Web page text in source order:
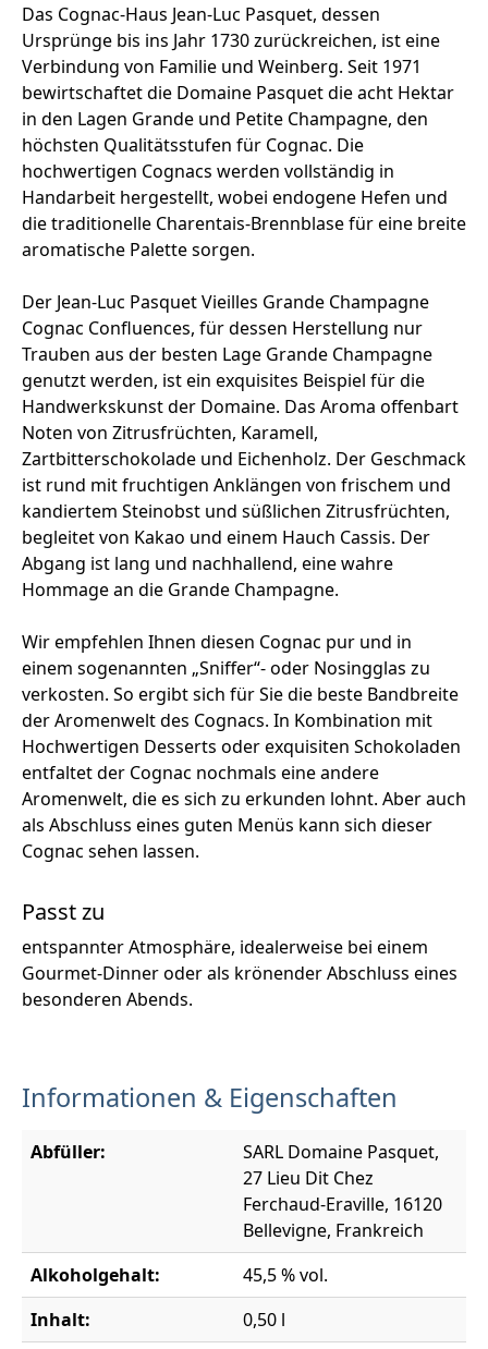
Das Cognac-Haus Jean-Luc Pasquet, dessen
Ursprünge bis ins Jahr 1730 zurückreichen, ist eine
Verbindung von Familie und Weinberg. Seit 1971
bewirtschaftet die Domaine Pasquet die acht Hektar
in den Lagen Grande und Petite Champagne, den
höchsten Qualitätsstufen für Cognac. Die
hochwertigen Cognacs werden vollständig in
Handarbeit hergestellt, wobei endogene Hefen und
die traditionelle Charentais-Brennblase für eine breite
aromatische Palette sorgen.
Der Jean-Luc Pasquet Vieilles Grande Champagne
Cognac Confluences, für dessen Herstellung nur
Trauben aus der besten Lage Grande Champagne
genutzt werden, ist ein exquisites Beispiel für die
Handwerkskunst der Domaine. Das Aroma offenbart
Noten von Zitrusfrüchten, Karamell,
Zartbitterschokolade und Eichenholz. Der Geschmack
ist rund mit fruchtigen Anklängen von frischem und
kandiertem Steinobst und süßlichen Zitrusfrüchten,
begleitet von Kakao und einem Hauch Cassis. Der
Abgang ist lang und nachhallend, eine wahre
Hommage an die Grande Champagne.
Wir empfehlen Ihnen diesen Cognac pur und in
einem sogenannten „Sniffer“- oder Nosingglas zu
verkosten. So ergibt sich für Sie die beste Bandbreite
der Aromenwelt des Cognacs. In Kombination mit
Hochwertigen Desserts oder exquisiten Schokoladen
entfaltet der Cognac nochmals eine andere
Aromenwelt, die es sich zu erkunden lohnt. Aber auch
als Abschluss eines guten Menüs kann sich dieser
Cognac sehen lassen.
Passt zu
entspannter Atmosphäre, idealerweise bei einem
Gourmet-Dinner oder als krönender Abschluss eines
besonderen Abends.
Informationen & Eigenschaften
Abfüller:
SARL Domaine Pasquet,
27 Lieu Dit Chez
Ferchaud-Eraville, 16120
Bellevigne, Frankreich
Alkoholgehalt:
45,5 % vol.
Inhalt:
0,50 l